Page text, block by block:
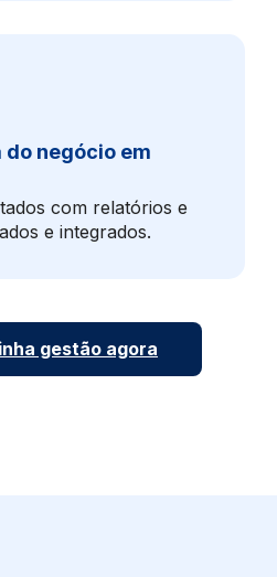
negócio em
com relatórios e
e integrados.
gestão agora